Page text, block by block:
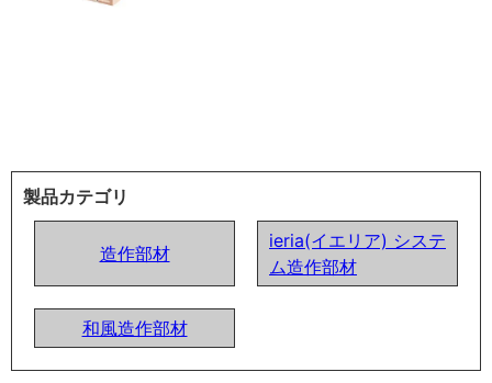
製品カテゴリ
造作部材
ieria(イエリア) システ
ム造作部材
和風造作部材